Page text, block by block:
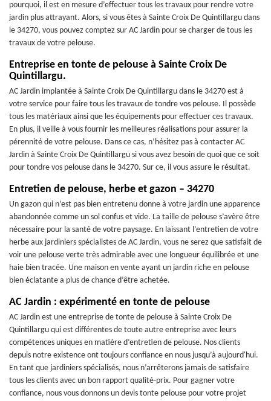
pourquoi, il est en mesure d’effectuer tous les travaux pour rendre votre
jardin plus attrayant. Alors, si vous êtes à Sainte Croix De Quintillargu dans
le 34270, vous pouvez comptez sur AC Jardin pour se charger de tous les
travaux de votre pelouse.
Entreprise en tonte de pelouse à Sainte Croix De
Quintillargu.
AC Jardin implantée à Sainte Croix De Quintillargu dans le 34270 est à
votre service pour faire tous les travaux de tondre vos pelouse. Il possède
tous les matériaux ainsi que les équipements pour effectuer ces travaux.
En plus, il veille à vous fournir les meilleures réalisations pour assurer la
pérennité de votre pelouse. Dans ce cas, n’hésitez pas à contacter AC
Jardin à Sainte Croix De Quintillargu si vous avez besoin de quoi que ce soit
pour tondre vos pelouse dans le 34270. Sur ce, il vous assure le résultat.
Entretien de pelouse, herbe et gazon – 34270
Un gazon qui n’est pas bien entretenu donne à votre jardin une apparence
abandonnée comme un sol confus et vide. La taille de pelouse s’avère être
nécessaire pour la santé de votre paysage. En laissant l’entretien de votre
herbe aux jardiniers spécialistes de AC Jardin, vous ne serez que satisfait de
voir une pelouse verte très admirable avec une longueur équilibrée et une
haie bien tracée. Une maison en vente ayant un jardin riche en pelouse
bien éclatante a plus de chance d’être achetée.
AC Jardin : expérimenté en tonte de pelouse
AC Jardin est une entreprise de tonte de pelouse à Sainte Croix De
Quintillargu qui est différentes de toute autre entreprise avec leurs
compétences uniques en matière d’entretien de pelouse. Nos clients
depuis notre existence ont toujours confiance en nous jusqu’à aujourd'hui.
En tant que jardiniers spécialisés, nous n’arrêterons jamais de satisfaire
tous les clients avec un bon rapport qualité-prix. Pour gagner votre
confiance, nous vous donnons un devis tonte pelouse pour votre projet